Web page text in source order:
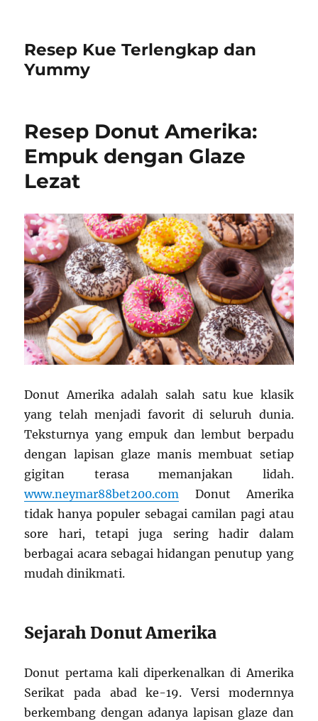
Resep Kue Terlengkap dan
Yummy
Resep Donut Amerika:
Empuk dengan Glaze
Lezat
Donut Amerika adalah salah satu kue klasik
yang telah menjadi favorit di seluruh dunia.
Teksturnya yang empuk dan lembut berpadu
dengan lapisan glaze manis membuat setiap
gigitan terasa memanjakan lidah.
www.neymar88bet200.com Donut Amerika
tidak hanya populer sebagai camilan pagi atau
sore hari, tetapi juga sering hadir dalam
berbagai acara sebagai hidangan penutup yang
mudah dinikmati.
Sejarah Donut Amerika
Donut pertama kali diperkenalkan di Amerika
Serikat pada abad ke-19. Versi modernnya
berkembang dengan adanya lapisan glaze dan